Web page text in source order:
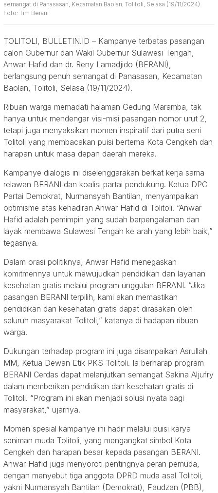
semangat di Panasasan, Kecamatan Baolan, Tolitoli, Selasa (19/11/2024).
Foto: Tim Berani
TOLITOLI, BULLETIN.ID – Kampanye terbatas pasangan
calon Gubernur dan Wakil Gubernur Sulawesi Tengah,
Anwar Hafid dan dr. Reny Lamadjido (BERANI),
berlangsung penuh semangat di Panasasan, Kecamatan
Baolan, Tolitoli, Selasa (19/11/2024).
Ribuan warga memadati halaman Gedung Maramba, tak
hanya untuk mendengar visi-misi pasangan nomor urut 2,
tetapi juga menyaksikan momen inspiratif dari putra seni
Tolitoli yang membacakan puisi bertema Kota Cengkeh dan
harapan untuk masa depan daerah mereka.
Kampanye dialogis ini diselenggarakan berkat kerja sama
relawan BERANI dan koalisi partai pendukung. Ketua DPC
Partai Demokrat, Nurmansyah Bantilan, menyampaikan
optimisme atas kehadiran Anwar Hafid di Tolitoli. “Anwar
Hafid adalah pemimpin yang sudah berpengalaman dan
layak membawa Sulawesi Tengah ke arah yang lebih baik,”
tegasnya.
Dalam orasi politiknya, Anwar Hafid menegaskan
komitmennya untuk mewujudkan pendidikan dan layanan
kesehatan gratis melalui program unggulan BERANI. “Jika
pasangan BERANI terpilih, kami akan memastikan
pendidikan dan kesehatan gratis dapat dirasakan oleh
seluruh masyarakat Tolitoli,” katanya di hadapan ribuan
warga.
Dukungan terhadap program ini juga disampaikan Asrullah
MM, Ketua Dewan Etik PKS Tolitoli. Ia berharap program
BERANI Cerdas dapat melanjutkan semangat Sakina Aljufry
dalam memberikan pendidikan dan kesehatan gratis di
Tolitoli. “Program ini akan menjadi solusi nyata bagi
masyarakat,” ujarnya.
Momen spesial kampanye ini hadir melalui puisi karya
seniman muda Tolitoli, yang mengangkat simbol Kota
Cengkeh dan harapan besar kepada pasangan BERANI.
Anwar Hafid juga menyoroti pentingnya peran pemuda,
dengan menyebut tiga anggota DPRD muda asal Tolitoli,
yakni Nurmansyah Bantilan (Demokrat), Faudzan (PBB),